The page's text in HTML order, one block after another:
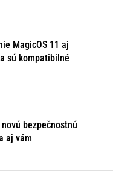
MagicOS 11 aj
sú kompatibilné
bezpečnostnú
aj vám